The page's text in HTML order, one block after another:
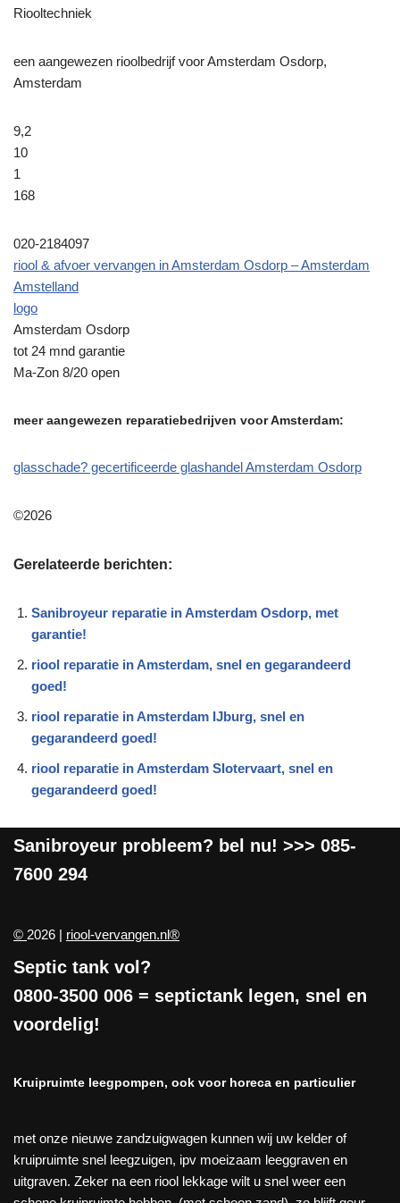
Riooltechniek
een aangewezen rioolbedrijf voor Amsterdam Osdorp,
Amsterdam
9,2
10
1
168
020-2184097
riool & afvoer vervangen in Amsterdam Osdorp – Amsterdam
Amstelland
logo
Amsterdam Osdorp
tot 24 mnd garantie
Ma-Zon 8/20 open
meer aangewezen reparatiebedrijven voor Amsterdam:
glasschade? gecertificeerde glashandel Amsterdam Osdorp
©2026
Gerelateerde berichten:
Sanibroyeur reparatie in Amsterdam Osdorp, met
garantie!
riool reparatie in Amsterdam, snel en gegarandeerd
goed!
riool reparatie in Amsterdam IJburg, snel en
gegarandeerd goed!
riool reparatie in Amsterdam Slotervaart, snel en
gegarandeerd goed!
Sanibroyeur probleem? bel nu! >>> 085-
7600 294
© 2026 | riool-vervangen.nl®
Septic tank vol?
0800-3500 006 = septictank legen, snel en
voordelig!
Kruipruimte leegpompen, ook voor horeca en particulier
met onze nieuwe zandzuigwagen kunnen wij uw kelder of
kruipruimte snel leegzuigen, ipv moeizaam leeggraven en
uitgraven. Zeker na een riool lekkage wilt u snel weer een